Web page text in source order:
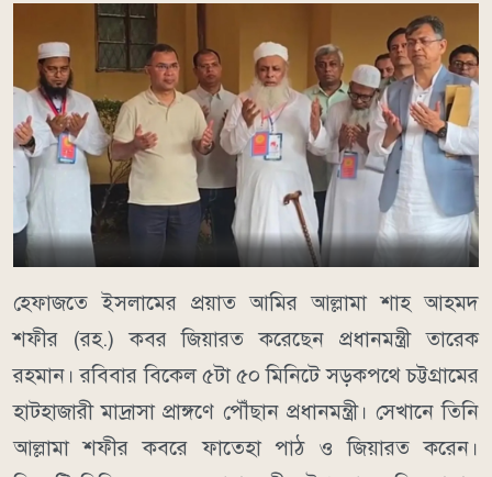
হেফাজতে ইসলামের প্রয়াত আমির আল্লামা শাহ আহমদ
শফীর (রহ.) কবর জিয়ারত করেছেন প্রধানমন্ত্রী তারেক
রহমান। রবিবার বিকেল ৫টা ৫০ মিনিটে সড়কপথে চট্টগ্রামের
হাটহাজারী মাদ্রাসা প্রাঙ্গণে পৌঁছান প্রধানমন্ত্রী। সেখানে তিনি
আল্লামা শফীর কবরে ফাতেহা পাঠ ও জিয়ারত করেন।